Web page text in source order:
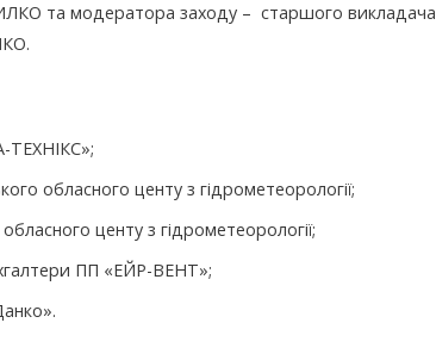
та модератора заходу – старшого викладача
ТЕХНІКС»;
обласного центу з гідрометеорології;
центу з гідрометеорології;
ПП «ЕЙР-ВЕНТ»;